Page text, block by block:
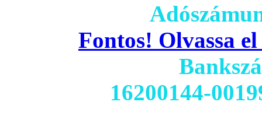
Fontos! Olvassa
16200144-